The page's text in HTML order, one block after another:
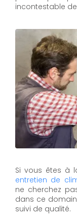
incontestable
Si vous êtes à
entretien de
ne cherchez
dans ce
suivi de qualité.